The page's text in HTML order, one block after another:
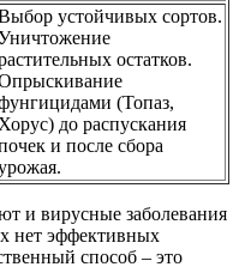
устойчивых сортов.
остатков.
(Топаз,
до распускания
и после сбора
и вирусные заболевания
нет эффективных
способ – это